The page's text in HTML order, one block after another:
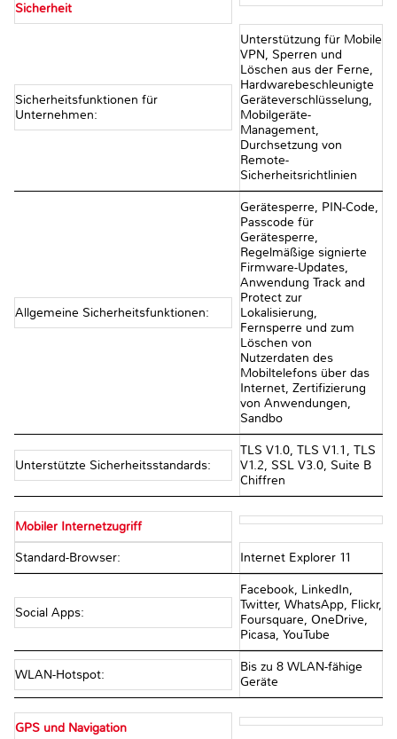
Sicherheit
Sicherheitsfunktionen für
Unternehmen:
Unterstützung für Mobile
VPN, Sperren und
Löschen aus der Ferne,
Hardwarebeschleunigte
Geräteverschlüsselung,
Mobilgeräte-
Management,
Durchsetzung von
Remote-
Sicherheitsrichtlinien
Allgemeine Sicherheitsfunktionen:
Gerätesperre, PIN-Code,
Passcode für
Gerätesperre,
Regelmäßige signierte
Firmware-Updates,
Anwendung Track and
Protect zur
Lokalisierung,
Fernsperre und zum
Löschen von
Nutzerdaten des
Mobiltelefons über das
Internet, Zertifizierung
von Anwendungen,
Sandbo
Unterstützte Sicherheitsstandards:
TLS V1.0, TLS V1.1, TLS
V1.2, SSL V3.0, Suite B
Chiffren
Mobiler Internetzugriff
Standard-Browser: Internet Explorer 11
Social Apps:
Facebook, LinkedIn,
Twitter, WhatsApp, Flickr,
Foursquare, OneDrive,
Picasa, YouTube
WLAN-Hotspot:
Bis zu 8 WLAN-fähige
Geräte
GPS und Navigation